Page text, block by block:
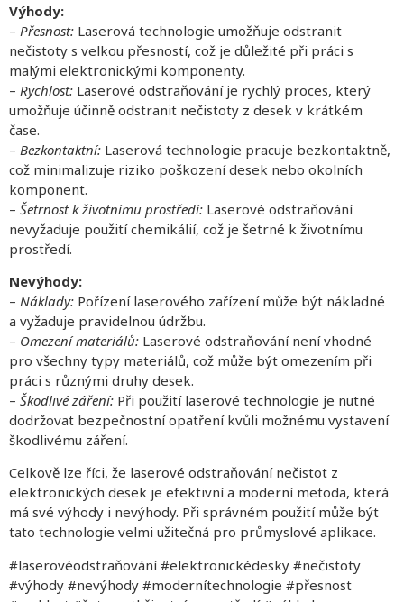
Výhody:
– Přesnost: Laserová technologie umožňuje odstranit
nečistoty s velkou přesností, což je důležité při práci s
malými elektronickými komponenty.
– Rychlost: Laserové odstraňování je rychlý proces, který
umožňuje účinně odstranit nečistoty z desek v krátkém
čase.
– Bezkontaktní: Laserová technologie pracuje bezkontaktně,
což minimalizuje riziko poškození desek nebo okolních
komponent.
– Šetrnost k životnímu prostředí: Laserové odstraňování
nevyžaduje použití chemikálií, což je šetrné k životnímu
prostředí.
Nevýhody:
– Náklady: Pořízení laserového zařízení může být nákladné
a vyžaduje pravidelnou údržbu.
– Omezení materiálů: Laserové odstraňování není vhodné
pro všechny typy materiálů, což může být omezením při
práci s různými druhy desek.
– Škodlivé záření: Při použití laserové technologie je nutné
dodržovat bezpečnostní opatření kvůli možnému vystavení
škodlivému záření.
Celkově lze říci, že laserové odstraňování nečistot z
elektronických desek je efektivní a moderní metoda, která
má své výhody i nevýhody. Při správném použití může být
tato technologie velmi užitečná pro průmyslové aplikace.
#laserovéodstraňování #elektronickédesky #nečistoty
#výhody #nevýhody #modernítechnologie #přesnost